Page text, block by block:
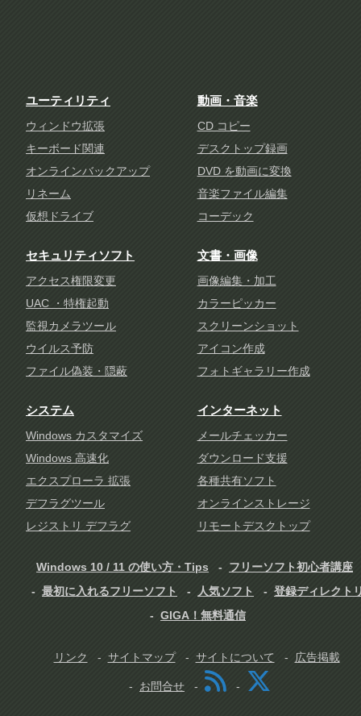
ユーティリティ
ウィンドウ拡張
キーボード関連
オンラインバックアップ
リネーム
仮想ドライブ
動画・音楽
CD コピー
デスクトップ録画
DVD を動画に変換
音楽ファイル編集
コーデック
セキュリティソフト
アクセス権限変更
UAC ・特権起動
監視カメラツール
ウイルス予防
ファイル偽装・隠蔽
文書・画像
画像編集・加工
カラーピッカー
スクリーンショット
アイコン作成
フォトギャラリー作成
システム
Windows カスタマイズ
Windows 高速化
エクスプローラ 拡張
デフラグツール
レジストリ デフラグ
インターネット
メールチェッカー
ダウンロード支援
各種共有ソフト
オンラインストレージ
リモートデスクトップ
Windows 10 / 11 の使い方・Tips
フリーソフト初心者講座
最初に入れるフリーソフト
人気ソフト
登録ディレクト
GIGA！無料通信
リンク サイトマップ サイトについて 広告掲載
お問合せ